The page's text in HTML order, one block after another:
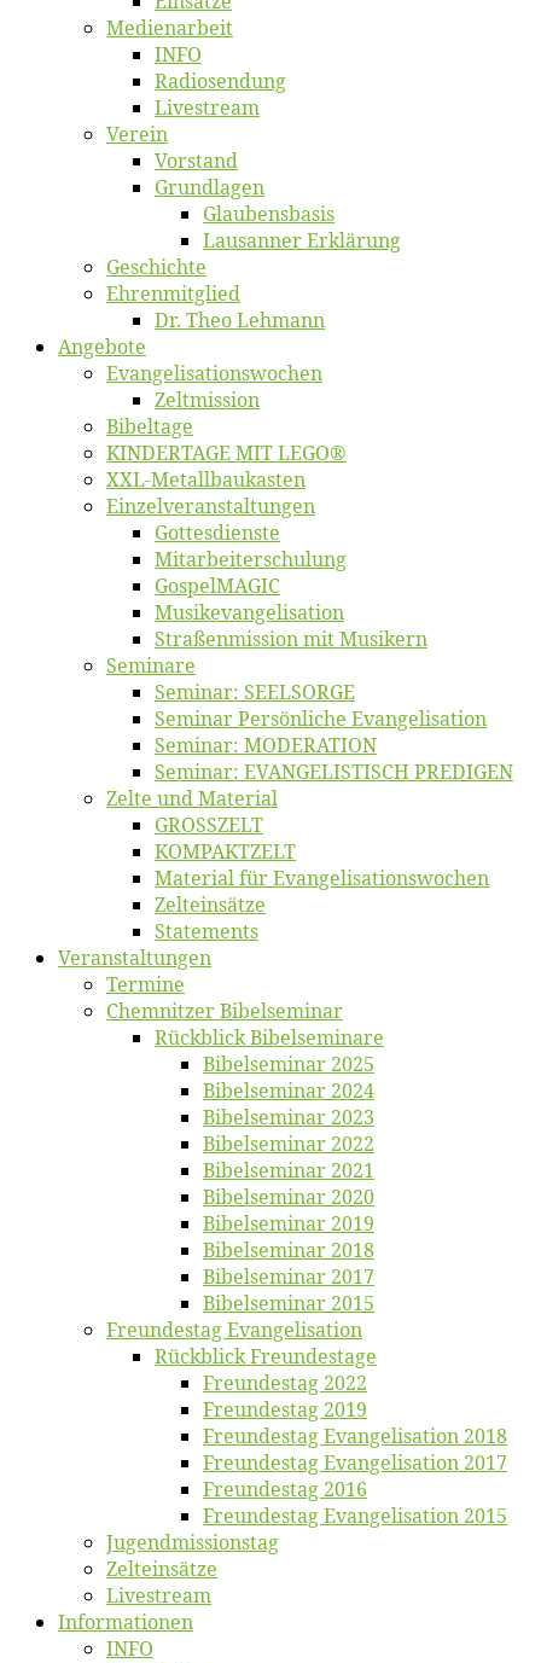
Me­di­en­ar­beit
INFO
Ra­dio­sen­dung
Live­stream
Ver­ein
Vor­stand
Grund­la­gen
Glaubens­ba­sis
Lausan­ner Erklärung
Ge­schich­te
Eh­ren­mit­glied
Dr. Theo Lehmann
An­ge­bo­te
Evangelisa­tions­wo­chen
Zelt­mis­si­on
Bi­bel­ta­ge
KINDERTAGE MIT LEGO®
XXL-Me­­tal­l­­bau­­kas­­ten
Einzelver­an­stal­tungen
Got­tes­diens­te
Mitarbeiter­schulung
Gos­pel­MA­GIC
Musikevan­ge­li­sa­tion
Straßenmis­sion mit Musikern
Se­mi­na­re
Se­mi­nar: SEELSORGE
Se­mi­nar Per­sön­li­che Evangelisation
Se­mi­nar: MODERATION
Se­mi­nar: EVANGELISTISCH PREDIGEN
Zel­te und Material
GROSSZELT
KOMPAKTZELT
Ma­te­ri­al für Evangelisationswochen
Zelt­ein­sät­ze
State­ments
Ver­an­stal­tun­gen
Ter­mi­ne
Chemnit­zer Bibelseminar
Rück­blick Bibelseminare
Bi­bel­se­mi­nar 2025
Bi­bel­se­mi­nar 2024
Bi­bel­se­mi­nar 2023
Bi­bel­se­mi­nar 2022
Bi­bel­se­mi­nar 2021
Bi­bel­se­mi­nar 2020
Bi­bel­se­mi­nar 2019
Bi­bel­se­mi­nar 2018
Bibelsemi­nar 2017
Bibelsemi­nar 2015
Freun­des­tag Evangelisation
Rück­blick Freundestage
Freun­des­tag 2022
Freun­des­tag 2019
Freun­des­tag Evan­ge­li­sa­ti­on 2018
Freun­des­tag Evan­ge­li­sa­ti­on 2017
Freun­des­tag 2016
Freun­des­tag Evan­ge­li­sa­ti­on 2015
Jugend­mis­sions­tag
Zelt­ein­sät­ze
Live­stream
Informatio­nen
INFO